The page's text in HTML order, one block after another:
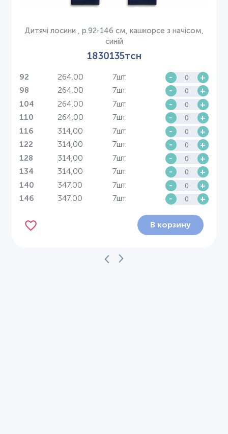
Дитячі лосини , р.92-146 см, кашкорсе з начісом,
синій
1830135тсн
92 264,00 7шт. - +
98 264,00 7шт. - +
104 264,00 7шт. - +
110 264,00 7шт. - +
116 314,00 7шт. - +
122 314,00 7шт. - +
128 314,00 7шт. - +
134 314,00 7шт. - +
140 347,00 7шт. - +
146 347,00 7шт. - +
В корзину